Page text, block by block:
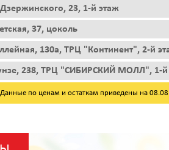
23, 1-й этаж
37, цоколь
130а, ТРЦ "Континент", 2-й
238, ТРЦ "СИБИРСКИЙ МОЛЛ", 1-й
по ценам и остаткам приведены на